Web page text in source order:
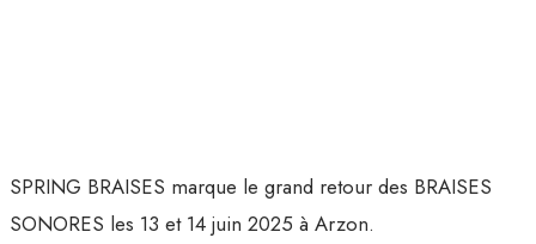
SPRING BRAISES marque le grand retour des BRAISES
SONORES les 13 et 14 juin 2025 à Arzon.